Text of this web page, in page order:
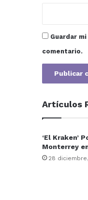
Guardar
comentario.
Artículos
‘El Kraken’
Monterrey
28